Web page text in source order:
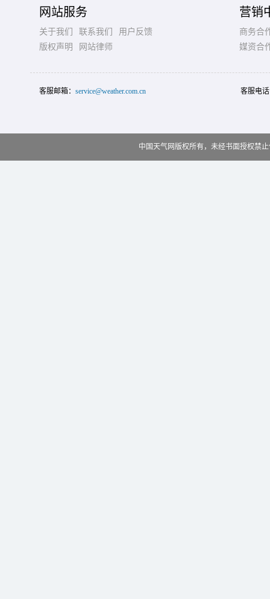
网站服务
关于我们 联系我们
用户反馈
版权声明
网站律师
营销
商务合
媒资合
客服邮箱： service@weather.com.cn 客服电
中国天气网版权所有，未经书面授权